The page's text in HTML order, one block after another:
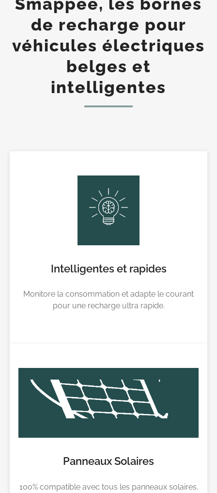
Smappee, les bornes
de recharge pour
véhicules électriques
belges et
intelligentes
Intelligentes et rapides
Monitore la consommation et adapte le courant
pour une recharge ultra rapide.
Panneaux Solaires
100% compatible avec tous les panneaux solaires.